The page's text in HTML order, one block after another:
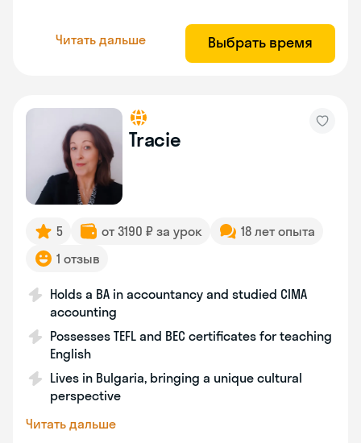
Читать дальше Выбрать время
Tracie
5 от 3190 ₽ за урок
18 лет опыта
1 отзыв
Holds a BA in accountancy and studied CIMA
accounting
Possesses TEFL and BEC certificates for teaching
English
Lives in Bulgaria, bringing a unique cultural
perspective
Читать дальше